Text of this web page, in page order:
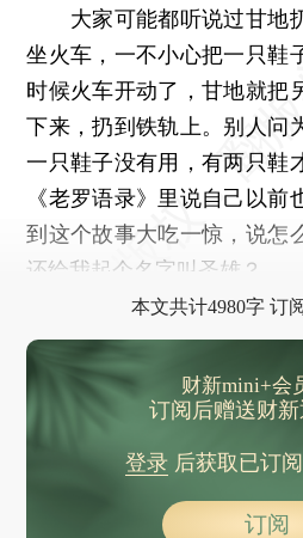
大家可能都听说过甘地
坐火车，一不小心把一只鞋
时候火车开动了，甘地就把
下来，扔到铁轨上。别人问
一只鞋子没有用，有两只鞋
《老罗语录》里说自己以
到这个故事大吃一惊，说怎
还给我起个名字叫圣雄？
本文共计4980字 订
财新mini+会
订阅后赠送财
登录后获取已订
订阅